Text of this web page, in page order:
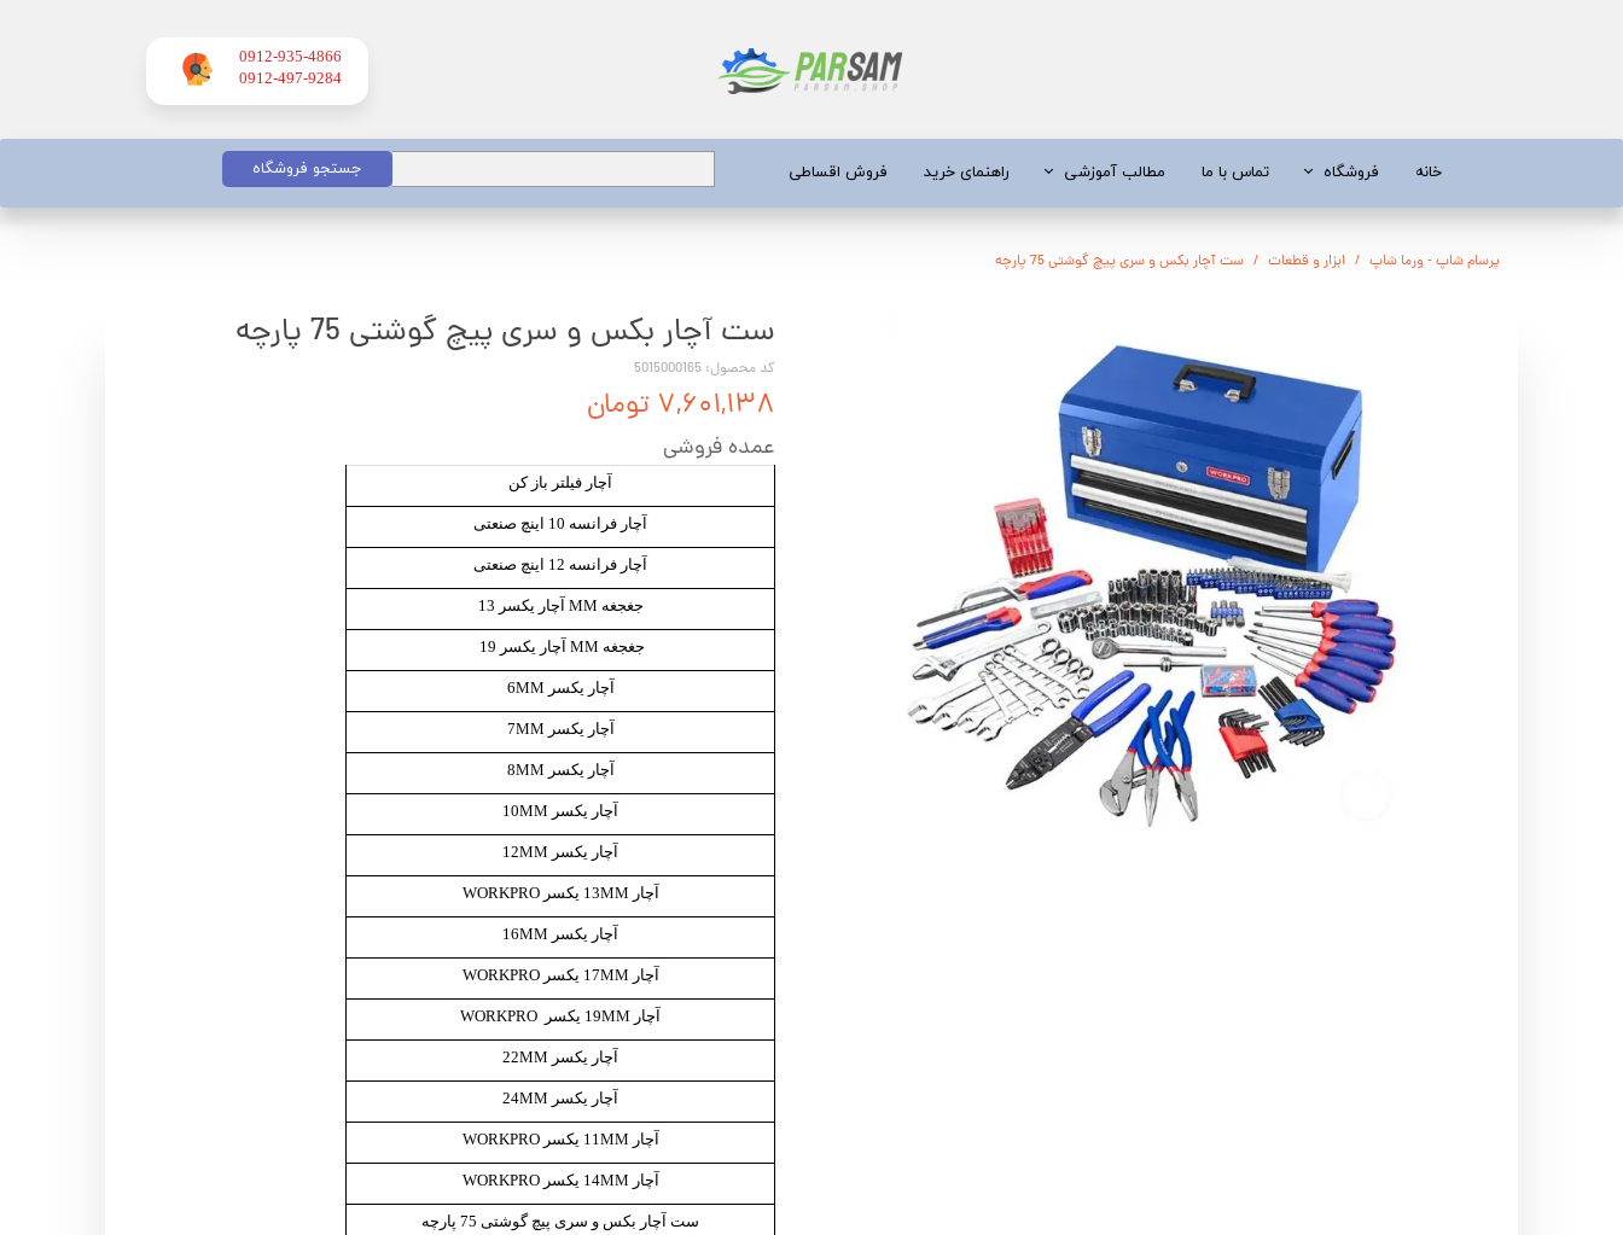
0912-935-4866
​​​​​​​0912-497-9284
خانه فروشگاه
آبسردکن و دستگاه تصفیه آب
ابزار و قطعات
کفکش / لجن کش
موتور پمپ
اره زنجیری / علفتراش
شناور چاه عمیق
سمپاش
بخارشو
سایر پمپ
اینورتر جوش
تماس با ما مطالب آموزشی
تیلر
اره زنجیری
کفکش و لجن کش
پمپ آب خانگی
ابزار و قطعات
موتور تک
موتور پمپ
سمپاش
علتفراش
اینورتر جوش
راهنمای خرید فروش اقساطی جستجو فروشگاه
پرسام شاپ - ورما شاپ ابزار و قطعات ست آچار بکس و سری پیچ گوشتی 75 پارچه
ست آچار بکس و سری پیچ گوشتی 75 پارچه
کد محصول: 5015000165
۷,۶۰۱,۱۳۸ تومان
عمده فروشی
آچار فیلتر باز کن
آچار فرانسه 10 اینچ صنعتی
آچار فرانسه 12 اینچ صنعتی
جغجغه MM آچار یکسر 13
جغجغه MM آچار یکسر 19
آچار یکسر 6MM
آچار یکسر 7MM
آچار یکسر 8MM
آچار یکسر 10MM
آچار یکسر 12MM
آچار 13MM یکسر WORKPRO
آچار یکسر 16MM
آچار 17MM یکسر WORKPRO
آچار 19MM یکسر WORKPRO
آچار یکسر 22MM
آچار یکسر 24MM
آچار 11MM یکسر WORKPRO
آچار 14MM یکسر WORKPRO
ست آچار بکس و سری پیچ گوشتی 75 پارچه